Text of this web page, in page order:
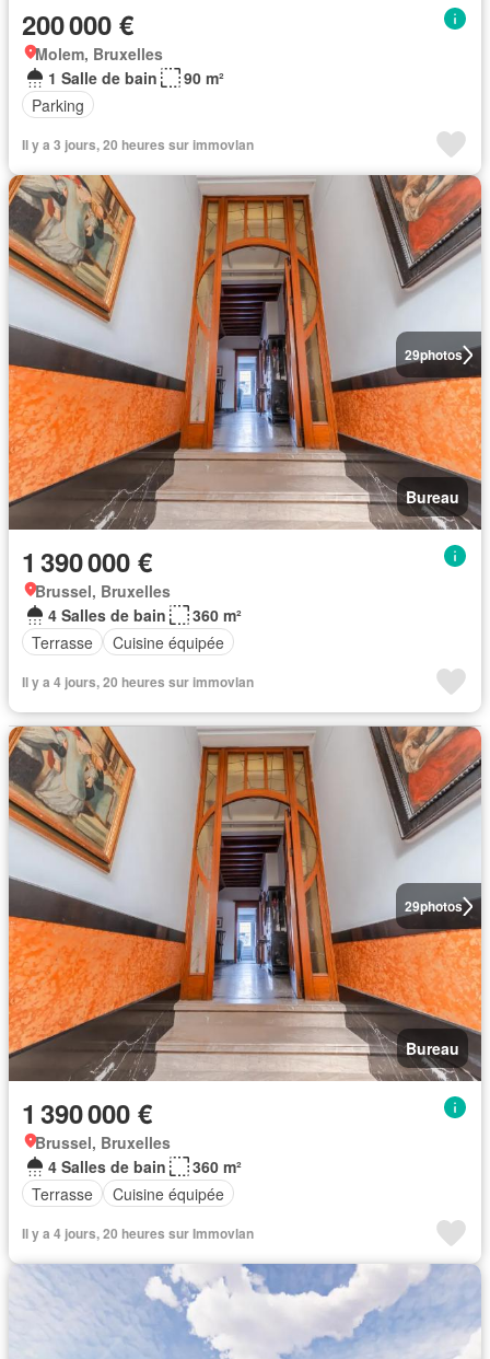
200 000 €
Molem, Bruxelles
1 Salle de bain
90 m²
Parking
Il y a 3 jours, 20 heures sur immovlan
29photos
Bureau
1 390 000 €
Brussel, Bruxelles
4 Salles de bain
360 m²
Terrasse
Cuisine équipée
Il y a 4 jours, 20 heures sur immovlan
29photos
Bureau
1 390 000 €
Brussel, Bruxelles
4 Salles de bain
360 m²
Terrasse
Cuisine équipée
Il y a 4 jours, 20 heures sur Immovlan